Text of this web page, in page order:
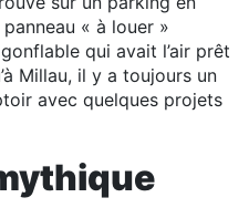
« à louer »
qui avait l’air prêt
Millau, il y a toujours un
avec quelques projets